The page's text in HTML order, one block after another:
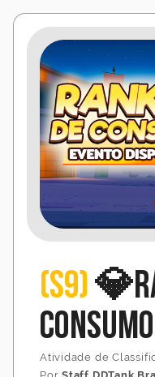
(S9)
Atividade de